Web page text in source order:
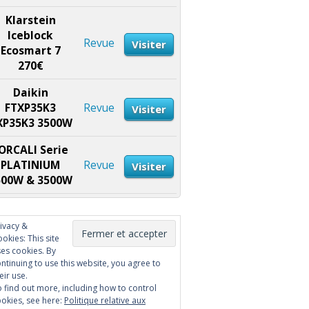
Klarstein
Iceblock
Ecosmart 7
270€
Revue Visiter
Daikin
FTXP35K3
3500W
Revue Visiter
Serie
PLATINIUM
& 3500W
Revue Visiter
&
This site
cookies. By
to use this website, you agree to
use.
find out more, including how to control
see here: Politique relative aux